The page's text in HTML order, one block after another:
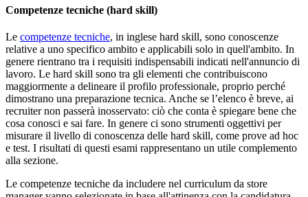
Competenze tecniche (hard skill)
Le competenze tecniche, in inglese hard skill, sono conoscenze
relative a uno specifico ambito e applicabili solo in quell'ambito. In
genere rientrano tra i requisiti indispensabili indicati nell'annuncio di
lavoro. Le hard skill sono tra gli elementi che contribuiscono
maggiormente a delineare il profilo professionale, proprio perché
dimostrano una preparazione tecnica. Anche se l’elenco è breve, ai
recruiter non passerà inosservato: ciò che conta è spiegare bene che
cosa conosci e sai fare. In genere ci sono strumenti oggettivi per
misurare il livello di conoscenza delle hard skill, come prove ad hoc
e test. I risultati di questi esami rappresentano un utile complemento
alla sezione.
Le competenze tecniche da includere nel curriculum da store